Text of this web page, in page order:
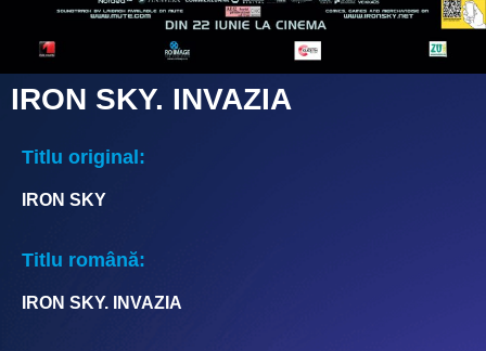
IRON SKY. INVAZIA
Titlu original:
IRON SKY
Titlu română:
IRON SKY. INVAZIA